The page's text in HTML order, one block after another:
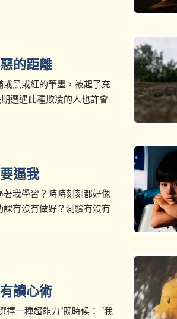
的距離
黑或紅的筆墨，被起了充
遭遇此種欺凌的人也許會
逼我
我學習？時時刻刻都好像
有沒有做好？測驗有沒有
讀心術
擇一種超能力”既時候： “我